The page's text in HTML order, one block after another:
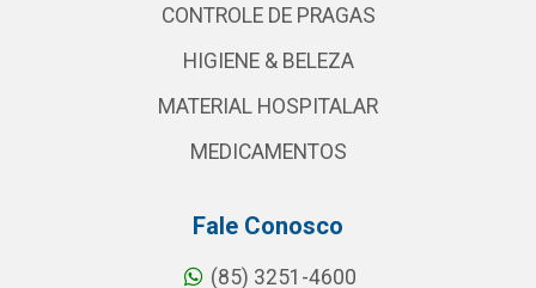
CONTROLE DE PRAGAS
HIGIENE & BELEZA
MATERIAL HOSPITALAR
MEDICAMENTOS
Fale Conosco
(85) 3251-4600